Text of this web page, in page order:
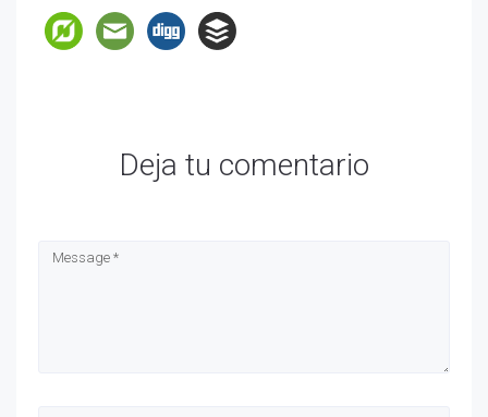
Deja tu comentario